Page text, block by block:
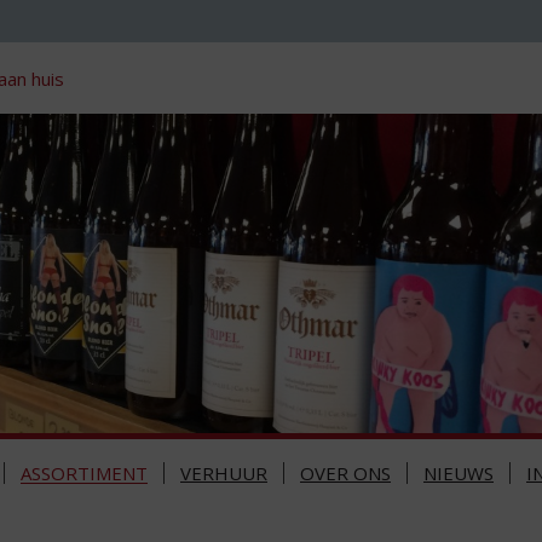
huis
ASSORTIMENT VERHUUR OVER ONS NIEUWS